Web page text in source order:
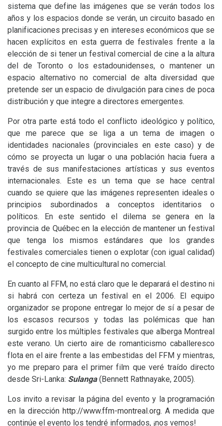
sistema que define las imágenes que se verán todos los
años y los espacios donde se verán, un circuito basado en
planificaciones precisas y en intereses económicos que se
hacen explícitos en esta guerra de festivales frente a la
elección de si tener un festival comercial de cine a la altura
del de Toronto o los estadounidenses, o mantener un
espacio alternativo no comercial de alta diversidad que
pretende ser un espacio de divulgación para cines de poca
distribución y que integre a directores emergentes.
Por otra parte está todo el conflicto ideológico y político,
que me parece que se liga a un tema de imagen o
identidades nacionales (provinciales en este caso) y de
cómo se proyecta un lugar o una población hacia fuera a
través de sus manifestaciones artísticas y sus eventos
internacionales. Este es un tema que se hace central
cuando se quiere que las imágenes representen ideales o
principios subordinados a conceptos identitarios o
políticos. En este sentido el dilema se genera en la
provincia de Québec en la elección de mantener un festival
que tenga los mismos estándares que los grandes
festivales comerciales tienen o explotar (con igual calidad)
el concepto de cine multicultural no comercial.
En cuanto al FFM, no está claro que le deparará el destino ni
si habrá con certeza un festival en el 2006. El equipo
organizador se propone entregar lo mejor de sí a pesar de
los escasos recursos y todas las polémicas que han
surgido entre los múltiples festivales que alberga Montreal
este verano. Un cierto aire de romanticismo caballeresco
flota en el aire frente a las embestidas del FFM y mientras,
yo me preparo para el primer film que veré traído directo
desde Sri-Lanka: Sulanga(Bennett Rathnayake, 2005).
Los invito a revisar la página del evento y la programación
en la dirección http://www.ffm-montreal.org. A medida que
continúe el evento los tendré informados, ¡nos vemos!